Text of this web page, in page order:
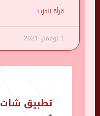
قرأة المزيد
1 نوفمبر، 2021
تطبيق شات